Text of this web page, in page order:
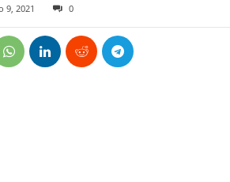
9, 2021 0